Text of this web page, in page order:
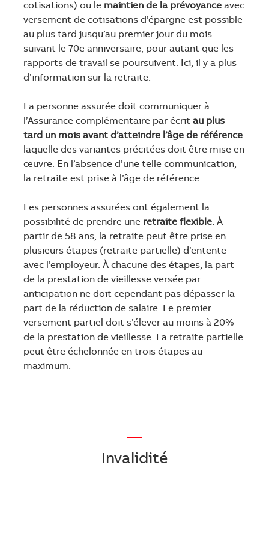
cotisations) ou le maintien de la prévoyanceavec
versement de cotisations d’épargne est possible
au plus tard jusqu’au premier jour du mois
suivant le 70e anniversaire, pour autant que les
rapports de travail se poursuivent.
Ici, il y a plus
d’information sur la retraite.
La personne assurée doit communiquer à
l’Assurance complémentaire par écrit au plus
tard un mois avant d’atteindre l’âge de référence
laquelle des variantes précitées doit être mise en
œuvre. En l’absence d’une telle communication,
la retraite est prise à l’âge de référence.
Les personnes assurées ont également la
possibilité de prendre une retraite flexible.À
partir de 58 ans, la retraite peut être prise en
plusieurs étapes (retraite partielle) d’entente
avec l’employeur. À chacune des étapes, la part
de la prestation de vieillesse versée par
anticipation ne doit cependant pas dépasser la
part de la réduction de salaire. Le premier
versement partiel doit s’élever au moins à 20%
de la prestation de vieillesse. La retraite partielle
peut être échelonnée en trois étapes au
maximum.
—
Invalidité